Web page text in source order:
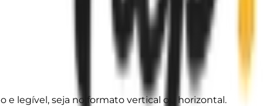
e legível, seja no formato vertical ou horizontal.